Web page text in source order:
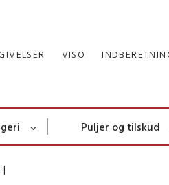
VISO
Puljer og tilskud